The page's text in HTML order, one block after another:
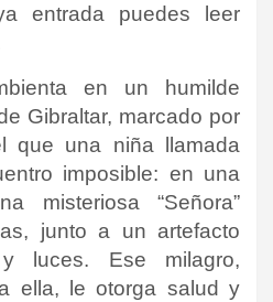
entrada puedes leer
en un humilde
Gibraltar, marcado por
que una niña llamada
imposible: en una
misteriosa “Señora”
junto a un artefacto
luces. Ese milagro,
ella, le otorga salud y